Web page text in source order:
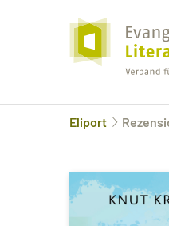
Eliport